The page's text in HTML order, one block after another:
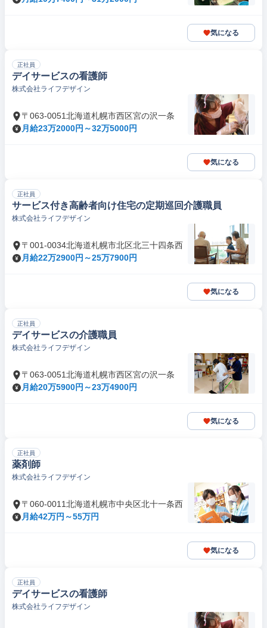
気になる
正社員
デイサービスの看護師
株式会社ライフデザイン
〒063-0051北海道札幌市西区宮の沢一条
月給23万2000円～32万5000円
気になる
正社員
サービス付き高齢者向け住宅の定期巡回介護職員
株式会社ライフデザイン
〒001-0034北海道札幌市北区北三十四条西
月給22万2900円～25万7900円
気になる
正社員
デイサービスの介護職員
株式会社ライフデザイン
〒063-0051北海道札幌市西区宮の沢一条
月給20万5900円～23万4900円
気になる
正社員
薬剤師
株式会社ライフデザイン
〒060-0011北海道札幌市中央区北十一条西
月給42万円～55万円
気になる
正社員
デイサービスの看護師
株式会社ライフデザイン